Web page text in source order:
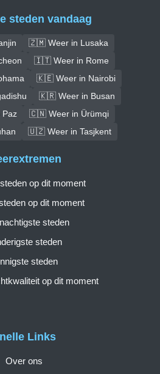
steden vandaag
🇿🇲 Weer in Lusaka
🇮🇹 Weer in Rome
🇰🇪 Weer in Nairobi
🇰🇷 Weer in Busan
🇨🇳 Weer in Ürümqi
🇺🇿 Weer in Tasjkent
Links
Over ons
op dit moment
op dit moment
steden
steden
steden
op dit moment